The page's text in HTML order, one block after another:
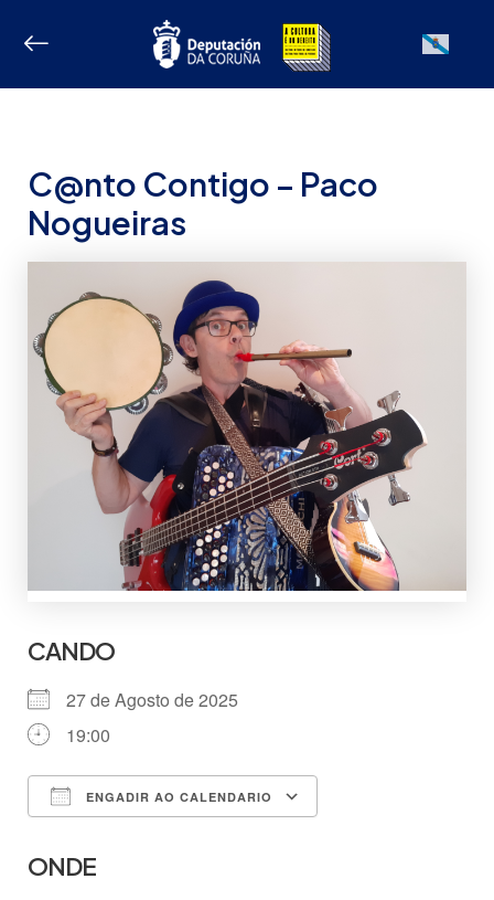
Galician
C@nto Contigo – Paco
Nogueiras
CANDO
27 de Agosto de 2025
19:00
ENGADIR AO CALENDARIO
ONDE